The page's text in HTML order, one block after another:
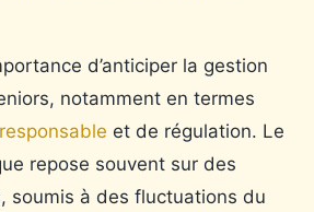
d’anticiper la gestion
notamment en termes
et de régulation. Le
repose souvent sur des
soumis à des fluctuations du